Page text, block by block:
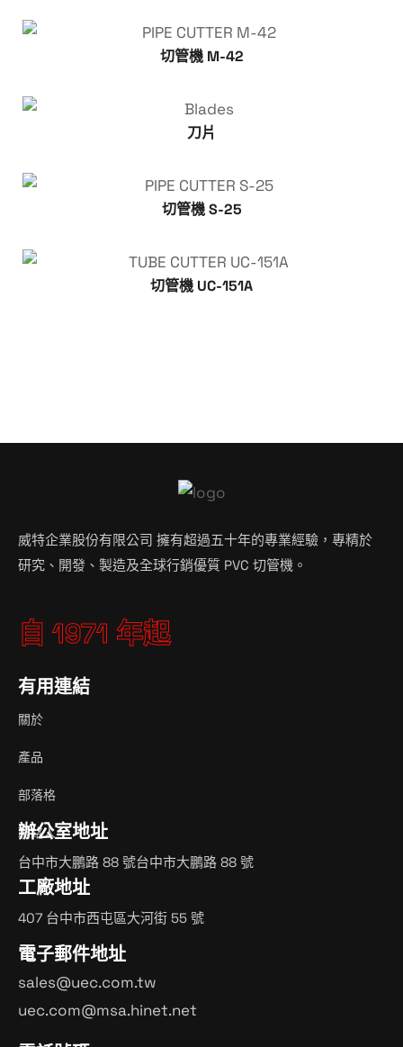
切管機 M-42
刀片
切管機 S-25
切管機 UC-151A
威特企業股份有限公司 擁有超過五十年的專業經驗，專精於
研究、開發、製造及全球行銷優質 PVC 切管機。
自 1971 年起
有用連結
關於
產品
部落格
聯絡人
辦公室地址
台中市大鵬路 88 號台中市大鵬路 88 號
工廠地址
407 台中市西屯區大河街 55 號
電子郵件地址
sales@uec.com.tw
uec.com@msa.hinet.net